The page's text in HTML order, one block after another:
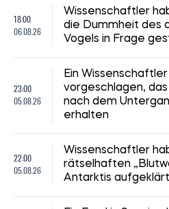
18:00
06.08.26
Wissenschaftler
die Dummheit des
Vogels in Frage
23:00
05.08.26
Ein
vorgeschlagen,
nach dem
erhalten
22:00
05.08.26
Wissenschaftler
rätselhaften
Antarktis aufgeklärt